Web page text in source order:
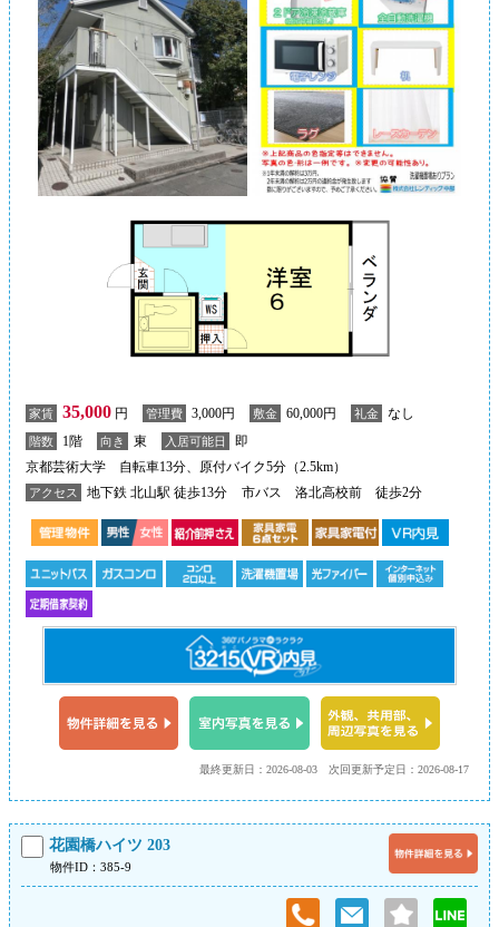
家賃 35,000 円 管理費 3,000円 敷金 60,000円 礼金 なし
階数 1階 向き 東 入居可能日
即
京都芸術大学 自転車13分、原付バイク5分（2.5km）
アクセス 地下鉄 北山駅 徒歩13分 市バス 洛北高校前 徒歩2分
次回更新予定日：2026-08-17
最終更新日：2026-08-03
花園橋ハイツ 203
物件ID：385-9